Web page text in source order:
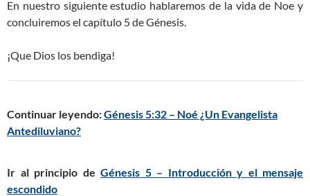
En nuestro siguiente estudio hablaremos de la vida de Noe y
concluiremos el capítulo 5 de Génesis.
¡Que Dios los bendiga!
Continuar leyendo:Génesis 5:32 – Noé ¿Un Evangelista
Antediluviano?
Ir al principio de Génesis 5 – Introducción y el mensaje
escondido